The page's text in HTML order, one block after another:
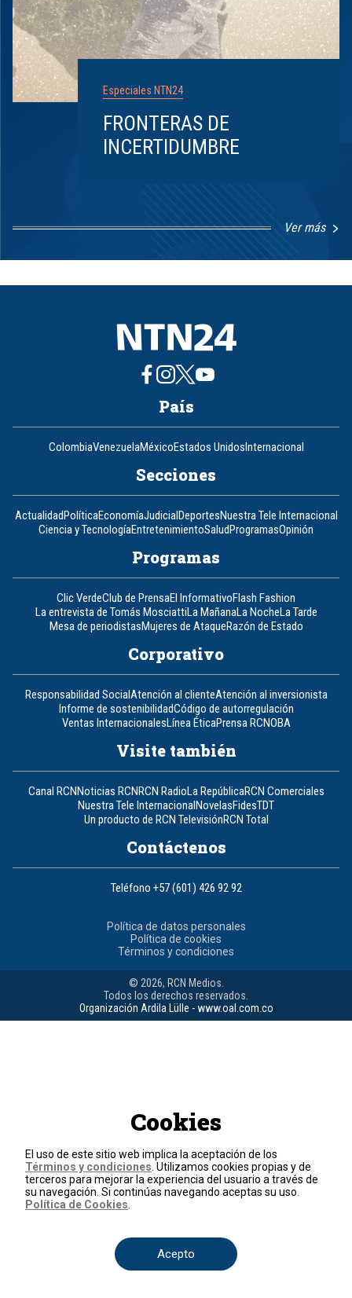
Especiales NTN24
FRONTERAS DE
INCERTIDUMBRE
Ver más
1
8
País
ColombiaVenezuelaMéxicoEstados UnidosInternacional
Secciones
ActualidadPolíticaEconomíaJudicialDeportesNuestra Tele Internacional
Ciencia y TecnologíaEntretenimientoSaludProgramasOpinión
Programas
Clic VerdeClub de PrensaEl InformativoFlash Fashion
La entrevista de Tomás MosciattiLa MañanaLa NocheLa Tarde
Mesa de periodistasMujeres de AtaqueRazón de Estado
Corporativo
Responsabilidad SocialAtención al clienteAtención al inversionista
Informe de sostenibilidadCódigo de autorregulación
Ventas InternacionalesLínea ÉticaPrensa RCNOBA
Visite también
Canal RCNNoticias RCNRCN RadioLa RepúblicaRCN Comerciales
Nuestra Tele InternacionalNovelasFidesTDT
Un producto de RCN TelevisiónRCN Total
Contáctenos
Teléfono +57 (601) 426 92 92
Política de datos personales
Política de cookies
Términos y condiciones
© 2026, RCN Medios.
Todos los derechos reservados.
Organización Ardila Lülle - www.oal.com.co
Cookies
El uso de este sitio web implica la aceptación de los
Términos y condiciones . Utilizamos cookies propias y de
terceros para mejorar la experiencia del usuario a través de
su navegación. Si continúas navegando aceptas su uso.
Política de Cookies
Acepto